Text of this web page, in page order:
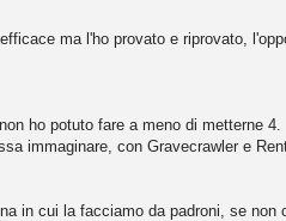
ma l'ho provato e riprovato,
ho potuto fare a meno di metterne 4.
immaginare, con Gravecrawler e
in cui la facciamo da padroni, se